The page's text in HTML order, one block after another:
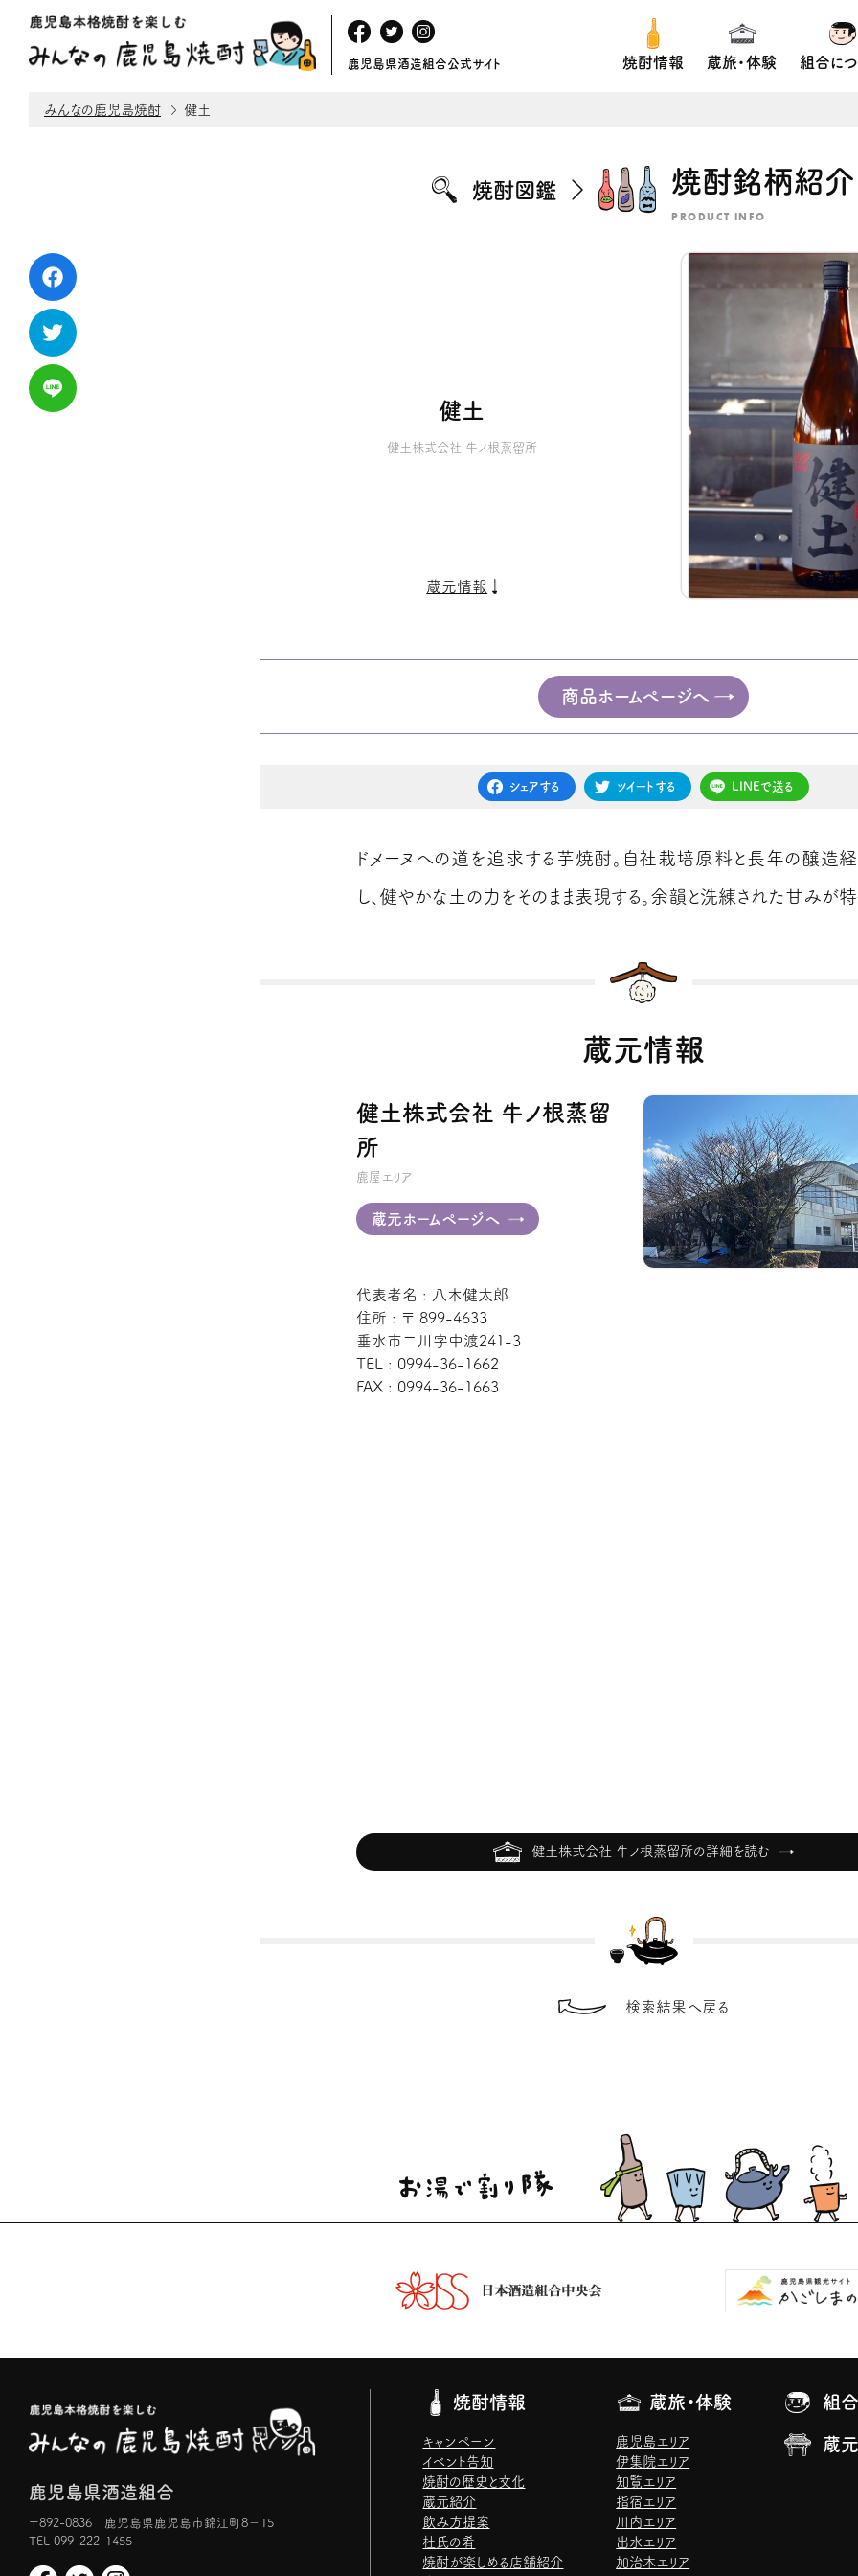
鹿児島県酒造組合公式サイト 焼酎情報 蔵旅・体験 組合に
みんなの鹿児島焼酎 健土
焼酎図鑑 焼酎銘柄紹介
PRODUCT INFO
健土
健土株式会社 牛ノ根蒸留所
蔵元情報
商品ホームページへ
シェアする ツイートする LINEで送る
ドメーヌへの道を追求する芋焼酎。自社栽培原料と長年の醸造
し、健やかな土の力をそのまま表現する。余韻と洗練された甘みが特
蔵元情報
健土株式会社 牛ノ根蒸留
所
鹿屋エリア
蔵元ホームページへ
代表者名 : 八木健太郎
住所 : 〒 899-4633
垂水市二川字中渡241-3
TEL : 0994-36-1662
FAX : 0994-36-1663
健土株式会社 牛ノ根蒸留所の詳細を読む
検索結果へ戻る
鹿児島県酒造組合
〒892-0836 鹿児島県鹿児島市錦江町8−15
TEL 099-222-1455
焼酎情報
キャンペーン
イベント告知
焼酎の歴史と文化
蔵元紹介
飲み方提案
杜氏の肴
焼酎が楽しめる店舗紹介
蔵旅・体験
鹿児島エリア
伊集院エリア
知覧エリア
指宿エリア
川内エリア
出水エリア
加治木エリア
組
蔵